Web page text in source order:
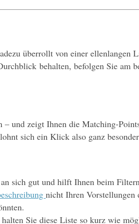
überrollt von einer ellenlangen
behalten, befolgen Sie am
und zeigt Ihnen die Matching-
sich ein Klick also ganz
sich gut und hilft Ihnen beim
nicht Ihren Vorstellungen
Sie diese Liste so kurz wie